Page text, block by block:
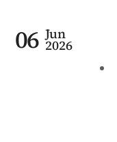
06 Jun
2026